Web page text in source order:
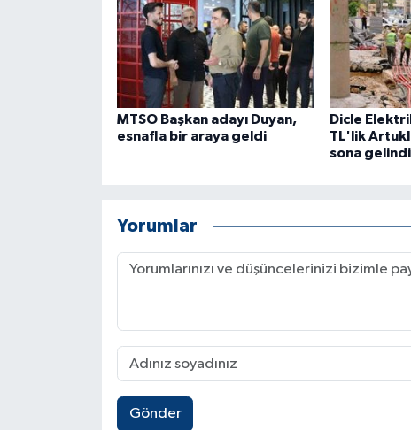
MTSO Başkan adayı Duyan,
esnafla bir araya geldi
Dicle
TL'lik
sona gelindi
Yorumlar
Gönder